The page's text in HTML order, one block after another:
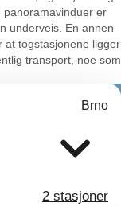
panoramavinduer er
underveis. En annen
at togstasjonene ligger
transport, noe som
Brno
2 stasjoner